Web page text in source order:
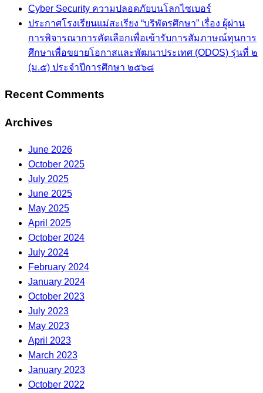
Cyber Security ความปลอดภัยบนโลกไซเบอร์
ประกาศโรงเรียนแม่สะเรียง “บริพัตรศึกษา” เรื่อง ผู้ผ่าน
การพิจารณาการคัดเลือกเพื่อเข้ารับการสัมภาษณ์ทุนการ
ศึกษาเพื่อขยายโอกาสและพัฒนาประเทศ (ODOS) รุ่นที่ ๒
(ม.๕) ประจำปีการศึกษา ๒๕๖๘
Recent Comments
Archives
June 2026
October 2025
July 2025
June 2025
May 2025
April 2025
October 2024
July 2024
February 2024
January 2024
October 2023
July 2023
May 2023
April 2023
March 2023
January 2023
October 2022